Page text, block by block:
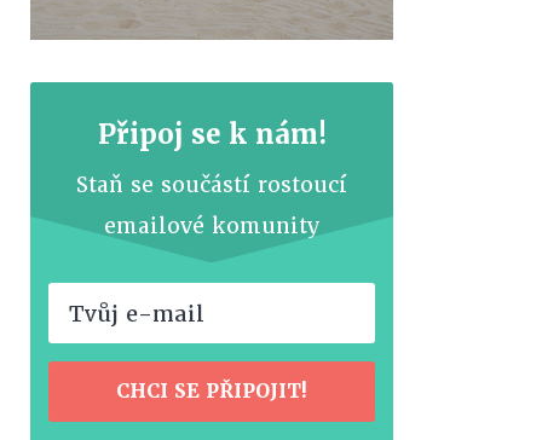
Připoj se k nám!
Staň se součástí rostoucí
emailové komunity